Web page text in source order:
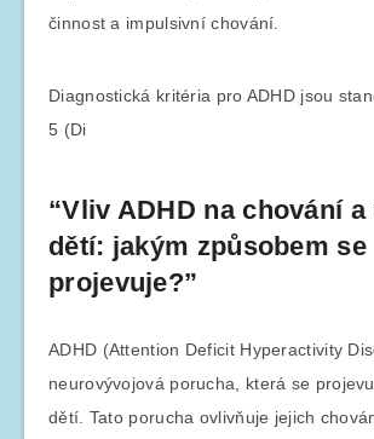
činnost a impulsivní chování.
Diagnostická kritéria pro ADHD jsou
5 (Di
“Vliv ADHD na chování a
dětí: jakým způsobem se
projevuje?”
ADHD (Attention Deficit Hyperactivity
neurovývojová porucha, která se
dětí. Tato porucha ovlivňuje jejich